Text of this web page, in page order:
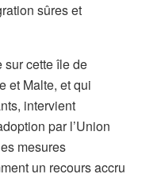
sûres et
sur cette île de
et Malte, et qui
intervient
par l’Union
mesures
un recours accru